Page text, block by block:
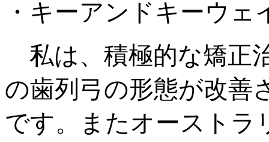
・キーアンドキーウェ
私は、積極的な矯正
の歯列弓の形態が改善
です。またオーストラ